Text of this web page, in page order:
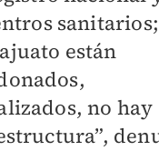
están
no hay